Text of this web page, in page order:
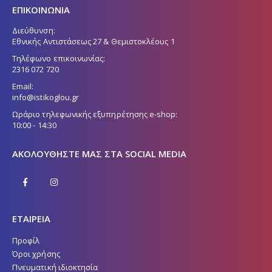
ΕΠΙΚΟΙΝΩΝΙΑ
Διεύθυνση:
Εθνικής Αντιστάσεως 27 & Θεμιστοκλέους 1
Τηλέφωνο επικοινωνίας:
2316 072 720
Email:
info@istikoglou.gr
Ωράριο τηλεφωνικής εξυπηρέτησης e-shop:
10:00 - 14:30
ΑΚΟΛΟΥΘΉΣΤΕ ΜΑΣ ΣΤΑ SOCIAL MEDIA
ΕΤΑΙΡΕΙΑ
Προφίλ
Όροι χρήσης
Πνευματική ιδιοκτησία